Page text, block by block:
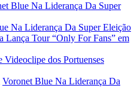
Blue Na Liderança Da Super
Na Liderança Da Super Eleição
Lança Tour “Only For Fans” em
Videoclipe dos Portuenses
Voronet Blue Na Liderança Da